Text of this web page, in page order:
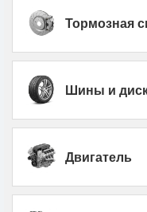
Тормозная
Шины и
Двигатель